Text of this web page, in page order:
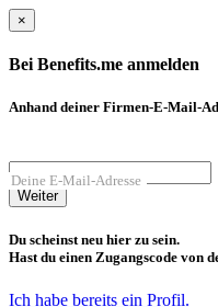
×
Bei Benefits.me anmelden
Anhand deiner Firmen-E-Mail-
Deine E-Mail-Adresse
Weiter
Du scheinst neu hier zu sein.
Hast du einen Zugangscode von
Ich habe bereits ein Profil.